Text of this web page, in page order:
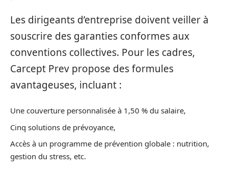
Les dirigeants d’entreprise doivent veiller à
souscrire des garanties conformes aux
conventions collectives. Pour les cadres,
Carcept Prev propose des formules
avantageuses, incluant :
Une couverture personnalisée à 1,50 % du salaire,
Cinq solutions de prévoyance,
Accès à un programme de prévention globale : nutrition,
gestion du stress, etc.